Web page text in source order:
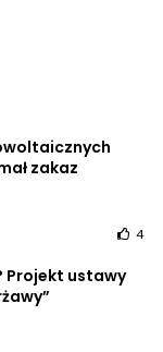
zakaz
4
Projekt ustawy